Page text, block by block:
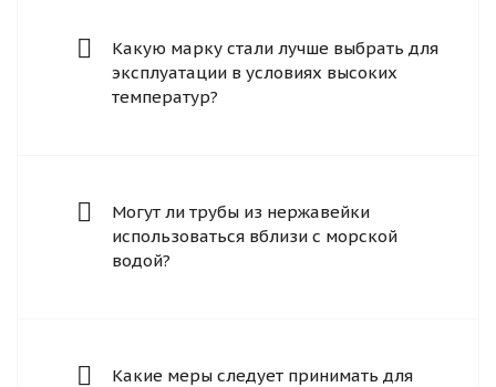
Какую марку стали лучше выбрать для
эксплуатации в условиях высоких
температур?
Могут ли трубы из нержавейки
использоваться вблизи с морской
водой?
Какие меры следует принимать для